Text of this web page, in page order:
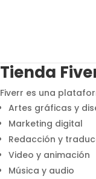
Tienda
Fiverr es una
Artes gráficas y
Marketing digital
Redacción y
Video y animación
Música y audio